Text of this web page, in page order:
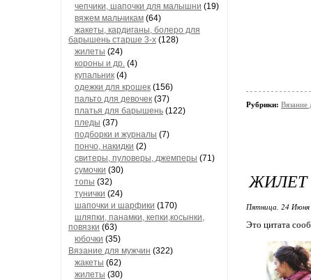
чепчики, шапочки для малышни (19)
вяжем мальчикам (64)
жакеты, кардиганы, болеро для
барышень старше 3-х (128)
жилеты (24)
короны и др. (4)
купальник (4)
одежки для крошек (156)
пальто для девочек (37)
платья для барышень (122)
пледы (37)
подборки и журналы (7)
пончо, накидки (2)
свитеры, пуловеры, джемперы (71)
сумочки (30)
топы (32)
тунички (24)
шапочки и шарфики (170)
шляпки, панамки, кепки,косынки,
повязки (63)
юбочки (35)
Вязание для мужчин (322)
жакеты (62)
жилеты (30)
Рубрики:
ЖИЛЕТ
Пятница, 24 Июня
Это цитата